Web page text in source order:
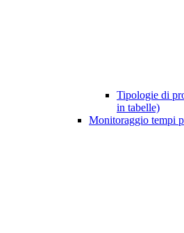
Tipologie di
in tabelle)
Monitoraggio tempi